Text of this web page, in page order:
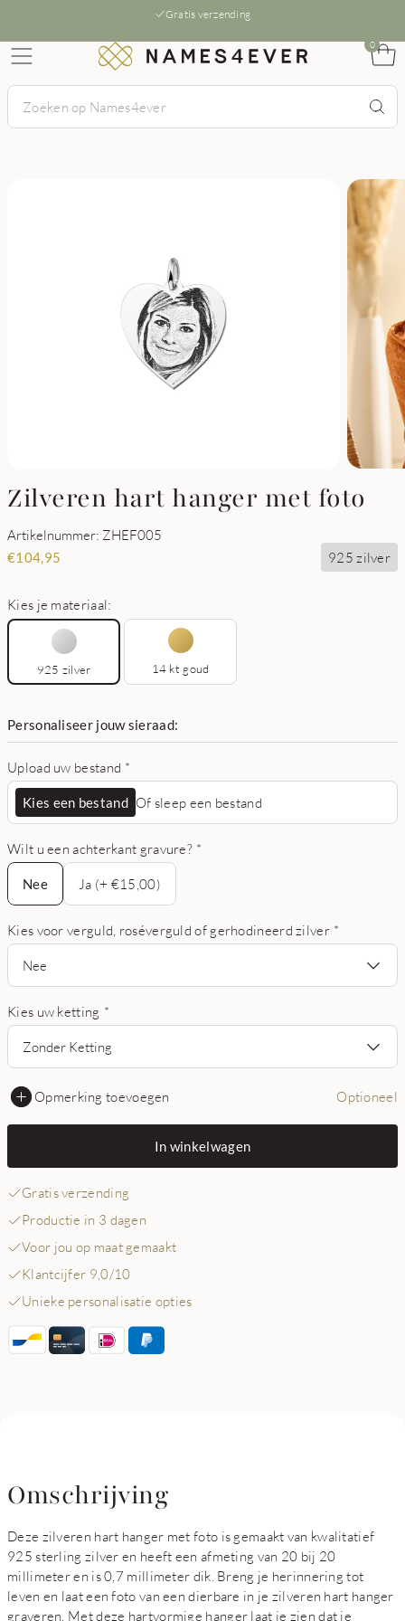
Gratis verzending
0
Zilveren hart hanger met foto
Artikelnummer: ZHEF005
€104,95 925 zilver
Kies je materiaal:
925 zilver 14 kt goud
Personaliseer jouw sieraad:
Upload uw bestand *
Kies een bestand Of sleep een bestand
Wilt u een achterkant gravure? *
Nee
Nee
Ja (+ €15,00)
Kies voor verguld, roséverguld of gerhodineerd zilver *
Nee
Kies uw ketting *
Zonder Ketting
Opmerking toevoegen Optioneel
In winkelwagen
Gratis verzending
Productie in 3 dagen
Voor jou op maat gemaakt
Klantcijfer 9,0/10
Unieke personalisatie opties
Omschrijving
Deze zilveren hart hanger met foto is gemaakt van kwalitatief
925 sterling zilver en heeft een afmeting van 20 bij 20
millimeter en is 0,7 millimeter dik. Breng je herinnering tot
leven en laat een foto van een dierbare in je zilveren hart hanger
graveren. Met deze hartvormige hanger laat je zien dat je